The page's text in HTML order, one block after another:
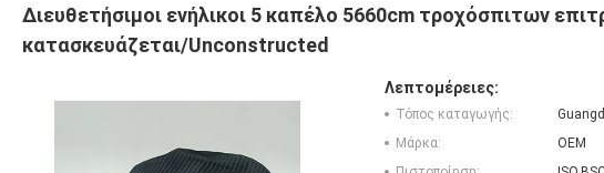
Διευθετήσιμοι ενήλικοι 5 καπέλο 5660cm τροχόσπιτων
κατασκευάζεται/Unconstructed
Λεπτομέρειες:
Τόπος καταγωγής:
Μάρκα:
OEM